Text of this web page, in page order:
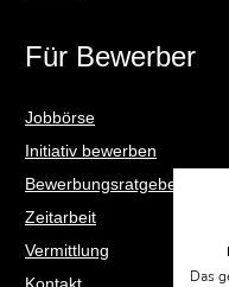
Für Bewerber
Jobbörse
Initiativ bewerben
Bewerbungsratgeber
Zeitarbeit
Vermittlung
Das